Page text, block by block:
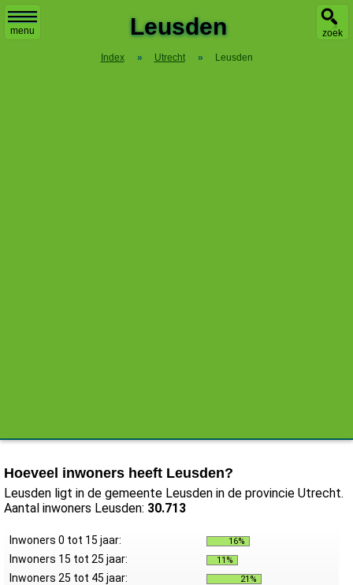
menu zoek
Leusden
Index » Utrecht » Leusden
Hoeveel inwoners heeft Leusden?
Leusden ligt in de gemeente Leusden in de provincie Utrecht.
Aantal inwoners Leusden: 30.713
Inwoners 0 tot 15 jaar: 16%
Inwoners 15 tot 25 jaar: 11%
Inwoners 25 tot 45 jaar: 21%